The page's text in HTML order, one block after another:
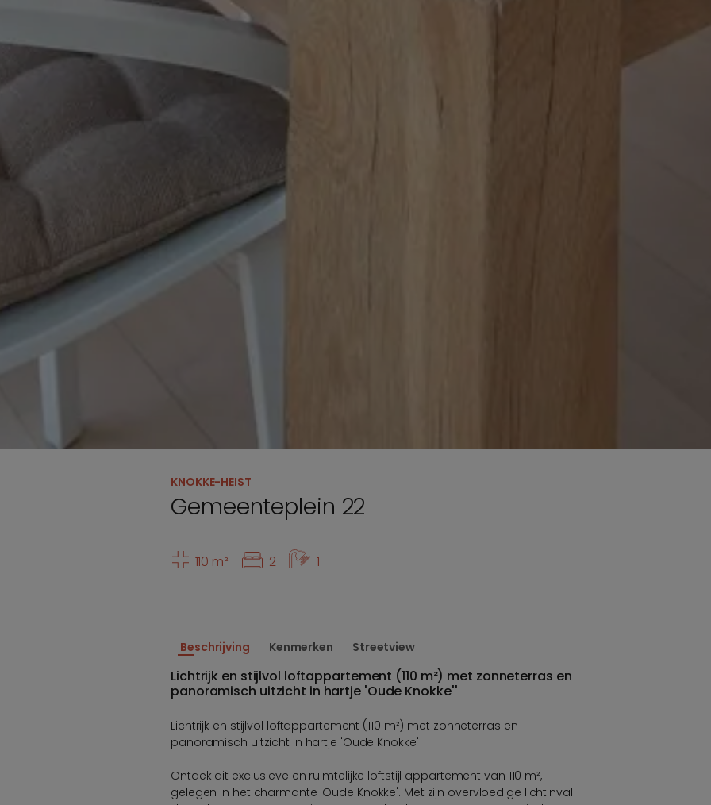
KNOKKE-HEIST
Gemeenteplein 22
110 m² 2 1
Beschrijving Kenmerken Streetview
Lichtrijk en stijlvol loftappartement (110 m²) met zonneterras en
panoramisch uitzicht in hartje 'Oude Knokke''
Lichtrijk en stijlvol loftappartement (110 m²) met zonneterras en
panoramisch uitzicht in hartje 'Oude Knokke'
Ontdek dit exclusieve en ruimtelijke loftstijl appartement van 110 m²,
gelegen in het charmante 'Oude Knokke'. Met zijn overvloedige lichtinval